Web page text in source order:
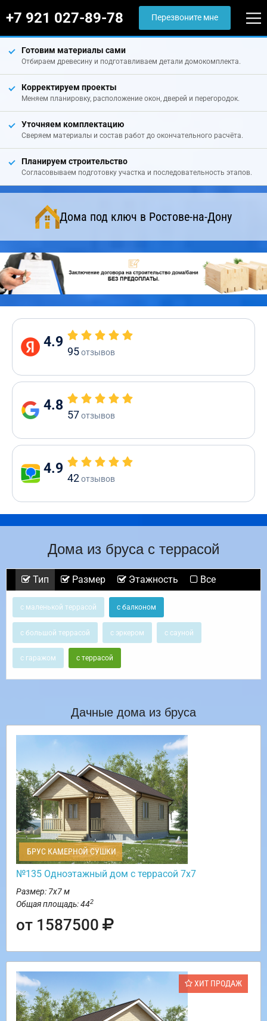
+7 921 027-89-78 Перезвоните мне
Готовим материалы сами
Отбираем древесину и подготавливаем детали домокомплекта.
Корректируем проекты
Меняем планировку, расположение окон, дверей и перегородок.
Уточняем комплектацию
Сверяем материалы и состав работ до окончательного расчёта.
Планируем строительство
Согласовываем подготовку участка и последовательность этапов.
Дома под ключ в Ростове-на-Дону
4.9
95отзывов
4.8
57отзывов
4.9
42отзывов
Дома из бруса с террасой
Тип Размер Этажность Все
с маленькой террасой с балконом
с большой террасой с эркером с сауной
с гаражом с террасой
Дачные дома из бруса
БРУС КАМЕРНОЙ СУШКИ
№135 Одноэтажный дом с террасой 7х7
Размер: 7х7 м
Общая площадь: 442
от 1587500
ХИТ ПРОДАЖ